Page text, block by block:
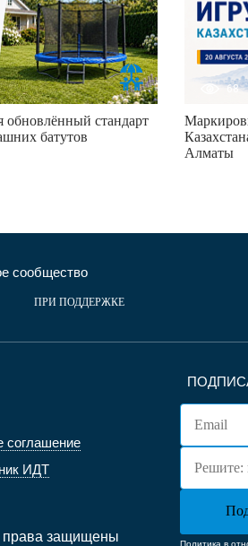
обновлённый стандарт
батутов
68
Алматы
сообщество
ПРИ ПОДДЕРЖКЕ
соглашение
ИДТ
права защищены Политика в